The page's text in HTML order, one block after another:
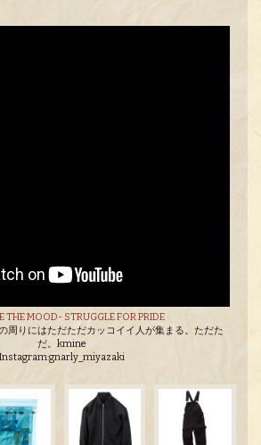
THE MOOD- STRUGGLE FOR PRIDE
周りにはただただカッコイイ人が集まる。ただた
だ。kmine
Instagram:gnarly_miyazaki